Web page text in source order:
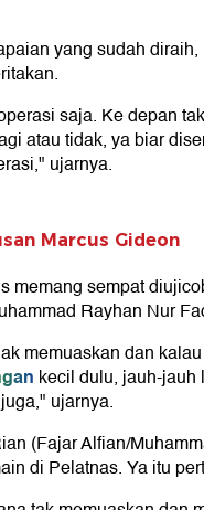
yang sudah
saja. Ke depan
atau tidak, ya biar
ujarnya.
Marcus Gideon
memang sempat
Rayhan Nur
memuaskan dan
kecil dulu, jauh-
ujarnya.
(Fajar Alfian/
di Pelatnas. Ya itu